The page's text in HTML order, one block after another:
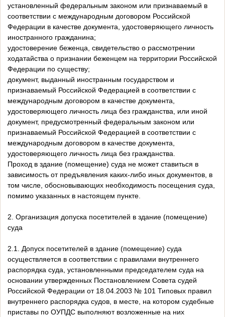
установленный федеральным законом или признаваемый в
соответствии с международным договором Российской
Федерации в качестве документа, удостоверяющего личность
иностранного гражданина;
удостоверение беженца, свидетельство о рассмотрении
ходатайства о признании беженцем на территории Российской
Федерации по существу;
документ, выданный иностранным государством и
признаваемый Российской Федерацией в соответствии с
международным договором в качестве документа,
удостоверяющего личность лица без гражданства, или иной
документ, предусмотренный федеральным законом или
признаваемый Российской Федерацией в соответствии с
международным договором в качестве документа,
удостоверяющего личность лица без гражданства.
Проход в здание (помещение) суда не может ставиться в
зависимость от предъявления каких-либо иных документов, в
том числе, обосновывающих необходимость посещения суда,
помимо указанных в настоящем пункте.
2. Организация допуска посетителей в здание (помещение)
суда
2.1. Допуск посетителей в здание (помещение) суда
осуществляется в соответствии с правилами внутреннего
распорядка суда, установленными председателем суда на
основании утвержденных Постановлением Совета судей
Российской Федерации от 18.04.2003 № 101 Типовых правил
внутреннего распорядка судов, в месте, на котором судебные
приставы по ОУПДС выполняют возложенные на них